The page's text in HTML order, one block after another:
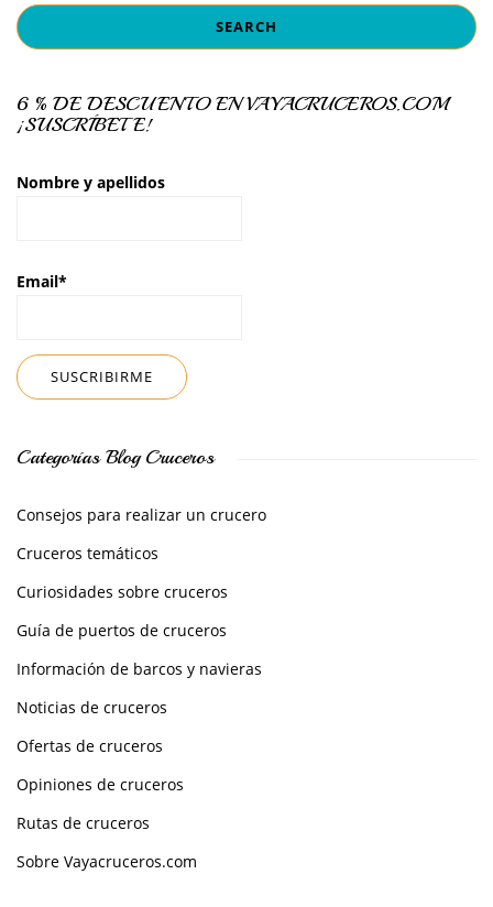
6 % DE DESCUENTO EN VAYACRUCEROS.COM
¡SUSCRÍBETE!
Nombre y apellidos
Email*
Categorías Blog Cruceros
Consejos para realizar un crucero
Cruceros temáticos
Curiosidades sobre cruceros
Guía de puertos de cruceros
Información de barcos y navieras
Noticias de cruceros
Ofertas de cruceros
Opiniones de cruceros
Rutas de cruceros
Sobre Vayacruceros.com